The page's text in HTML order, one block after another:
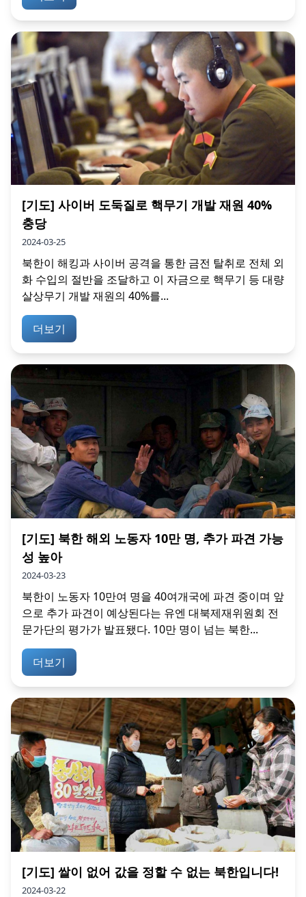
[기도] 사이버 도둑질로 핵무기 개발 재원 40%
충당
2024-03-25
북한이 해킹과 사이버 공격을 통한 금전 탈취로 전체 외
화 수입의 절반을 조달하고 이 자금으로 핵무기 등 대량
살상무기 개발 재원의 40%를...
더보기
[기도] 북한 해외 노동자 10만 명, 추가 파견 가능
성 높아
2024-03-23
북한이 노동자 10만여 명을 40여개국에 파견 중이며 앞
으로 추가 파견이 예상된다는 유엔 대북제재위원회 전
문가단의 평가가 발표됐다. 10만 명이 넘는 북한...
더보기
[기도] 쌀이 없어 값을 정할 수 없는 북한입니다!
2024-03-22